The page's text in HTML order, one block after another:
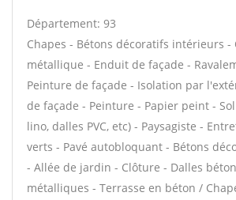
Département: 93
Chapes - Bétons décoratifs intérieurs -
métallique - Enduit de façade -
Peinture de façade - Isolation par
de façade - Peinture - Papier peint -
lino, dalles PVC, etc) - Paysagiste -
verts - Pavé autobloquant - Bétons
- Allée de jardin - Clôture - Dalles
métalliques - Terrasse en béton /